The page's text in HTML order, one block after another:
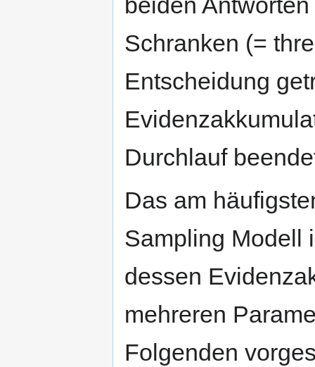
Schranken (=
Entscheidung
Durchlauf
Das am
Sampling Modell
dessen
mehreren
Folgenden